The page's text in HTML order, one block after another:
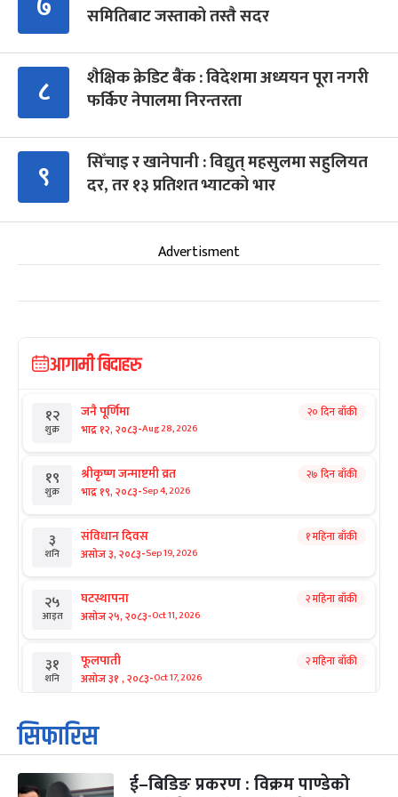
समितिबाट जस्ताको तस्तै सदर
८
शैक्षिक क्रेडिट बैंक : विदेशमा अध्ययन पूरा नगरी
फर्किए नेपालमा निरन्तरता
९
सिँचाइ र खानेपानी : विद्युत् महसुलमा सहुलियत
दर, तर १३ प्रतिशत भ्याटको भार
Advertisment
आगामी बिदाहरु
१२
शुक्र
जनै पूर्णिमा
भाद्र १२, २०८३-Aug 28, 2026
२० दिन बाँकी
१९
शुक्र
श्रीकृष्ण जन्माष्टमी व्रत
भाद्र १९, २०८३-Sep 4, 2026
२७ दिन बाँकी
३
शनि
संविधान दिवस
असोज ३, २०८३-Sep 19, 2026
१ महिना बाँकी
२५
आइत
घटस्थापना
असोज २५, २०८३-Oct 11, 2026
२ महिना बाँकी
३१
शनि
फूलपाती
असोज ३१ , २०८३-Oct 17, 2026
२ महिना बाँकी
१
आइत
कार्तिक सङ्क्रान्ति
कार्तिक १, २०८३
३ महानवमी २ महिना बाँकी
सिफारिस
ई–बिडिङ प्रकरण : विक्रम पाण्डेको